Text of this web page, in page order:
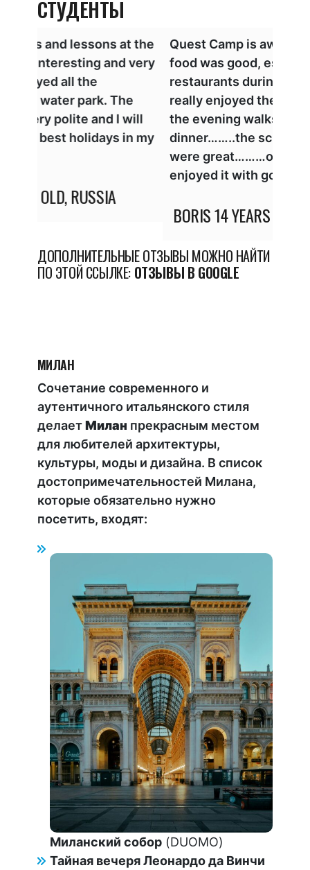
СТУДЕНТЫ
Quest Camp is awesome. ……the
food was good, especially in
restaurants during dinners………I
really enjoyed the cycling tours and
the evening walks after
dinner……..the school and teacher
were great………overall I really
enjoyed it with good memories
14 YEARS OLD, BULGARIA
ДОПОЛНИТЕЛЬНЫЕ ОТЗЫВЫ МОЖНО НАЙТИ
ПО ЭТОЙ ССЫЛКЕ: ОТЗЫВЫ В GOOGLE
МИЛАН
Сочетание современного и
аутентичного итальянского стиля
делаетМилан прекрасным местом
для любителей архитектуры,
культуры, моды и дизайна. В список
достопримечательностей Милана,
которые обязательно нужно
посетить, входят:
Миланский собор (DUOMO)
Тайная вечеря Леонардо да Винчи